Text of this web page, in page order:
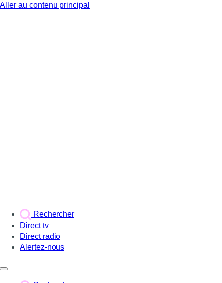
Aller au contenu principal
Rechercher
Direct tv
Direct radio
Alertez-nous